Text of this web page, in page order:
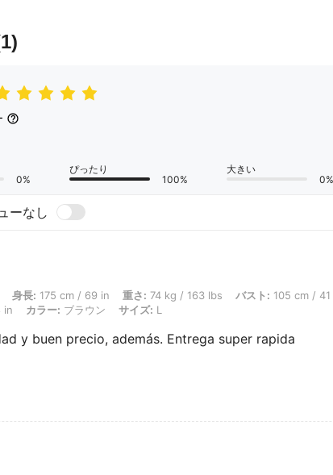
0%
ぴったり
100%
大きい
0%
ーなし
長: 175 cm / 69 in, 重さ: 74 kg / 163 lbs, バスト: 105 cm / 41 in, ウエスト:
身長: 175 cm / 69 in 重さ: 74 kg / 163 lbs バスト: 105 cm / 41
in カラー: ブラウン サイズ: L
y buen precio, además. Entrega super rapida